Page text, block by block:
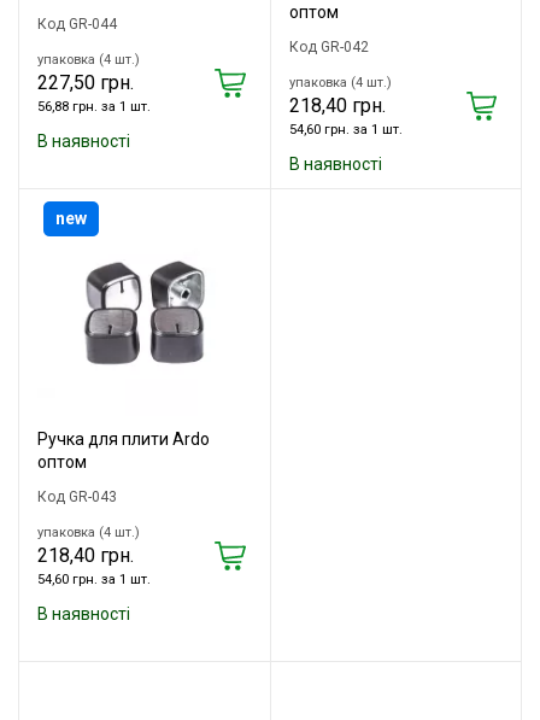
Код GR-044
упаковка (4 шт.)
227,50 грн.
56,88 грн. за 1 шт.
В наявності
оптом
Код GR-042
упаковка (4 шт.)
218,40 грн.
54,60 грн. за 1 шт.
В наявності
Ручка для плити Ardo
оптом
Код GR-043
упаковка (4 шт.)
218,40 грн.
54,60 грн. за 1 шт.
В наявності
new